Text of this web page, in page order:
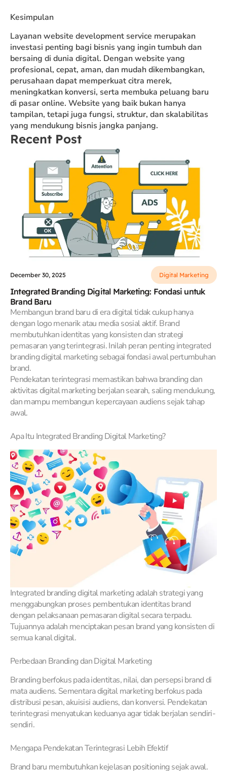
Kesimpulan
Layanan website development service merupakan
investasi penting bagi bisnis yang ingin tumbuh dan
bersaing di dunia digital. Dengan website yang
profesional, cepat, aman, dan mudah dikembangkan,
perusahaan dapat memperkuat citra merek,
meningkatkan konversi, serta membuka peluang baru
di pasar online. Website yang baik bukan hanya
tampilan, tetapi juga fungsi, struktur, dan skalabilitas
yang mendukung bisnis jangka panjang.
Recent Post
December 30, 2025 Digital Marketing
Integrated Branding Digital Marketing: Fondasi untuk
Brand Baru
Membangun brand baru di era digital tidak cukup hanya
dengan logo menarik atau media sosial aktif. Brand
membutuhkan identitas yang konsisten dan strategi
pemasaran yang terintegrasi. Inilah peran penting integrated
branding digital marketing sebagai fondasi awal pertumbuhan
brand.
Pendekatan terintegrasi memastikan bahwa branding dan
aktivitas digital marketing berjalan searah, saling mendukung,
dan mampu membangun kepercayaan audiens sejak tahap
awal.
Apa Itu Integrated Branding Digital Marketing?
Integrated branding digital marketing adalah strategi yang
menggabungkan proses pembentukan identitas brand
dengan pelaksanaan pemasaran digital secara terpadu.
Tujuannya adalah menciptakan pesan brand yang konsisten di
semua kanal digital.
Perbedaan Branding dan Digital Marketing
Branding berfokus pada identitas, nilai, dan persepsi brand di
mata audiens. Sementara digital marketing berfokus pada
distribusi pesan, akuisisi audiens, dan konversi. Pendekatan
terintegrasi menyatukan keduanya agar tidak berjalan sendiri-
sendiri.
Mengapa Pendekatan Terintegrasi Lebih Efektif
Brand baru membutuhkan kejelasan positioning sejak awal.